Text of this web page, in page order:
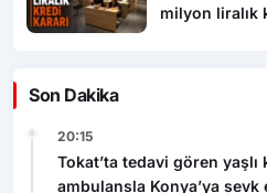
milyon liralık
Son Dakika
20:15
Tokat’ta tedavi gören yaşlı
ambulansla Konya’ya sevk